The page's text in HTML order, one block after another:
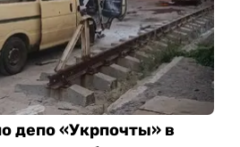
депо «Укрпочты» в